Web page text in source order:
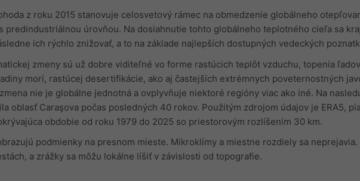
z roku 2015 stanovuje celosvetový rámec na obmedzenie globálneho
predindustriálnou úrovňou. Na dosiahnutie tohto globálneho teplotného cieľa sa
ich rýchlo znižovať, a to na základe najlepších dostupných vedeckých
zmeny sú už dobre viditeľné vo forme rastúcich teplôt vzduchu, topenia
morí, rastúcej desertifikácie, ako aj častejších extrémnych poveternostných
nie je globálne jednotná a ovplyvňuje niektoré regióny viac ako iné. Na
oblasť Caraşova počas posledných 40 rokov. Použitým zdrojom údajov je ERA5,
obdobie od roku 1979 do 2025 so priestorovým rozlíšením 30 km.
podmienky na presnom mieste. Mikroklímy a miestne rozdiely sa
a zrážky sa môžu lokálne líšiť v závislosti od topografie.